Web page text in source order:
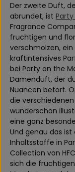
Der zweite Duft,
abrundet, ist
Fragrance
fruchtigen und
verschmolzen,
kraftintensives
bei Party on the
Damenduft, der
Nuancen betört.
die
wunderschön
eine ganz
Und genau das ist
Inhaltsstoffe in
Collection von
sich die